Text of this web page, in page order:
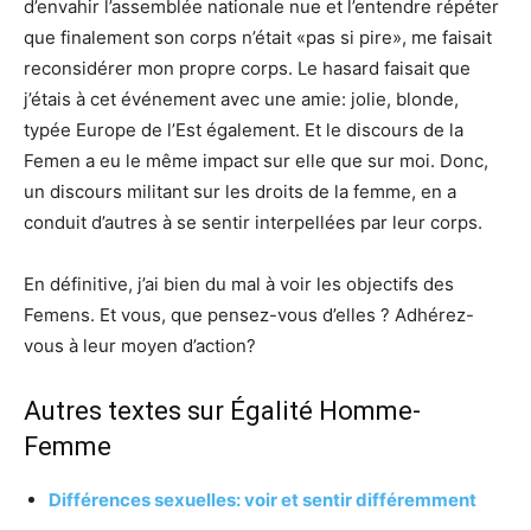
d’envahir l’assemblée nationale nue et l’entendre répéter
que finalement son corps n’était «pas si pire», me faisait
reconsidérer mon propre corps. Le hasard faisait que
j’étais à cet événement avec une amie: jolie, blonde,
typée Europe de l’Est également. Et le discours de la
Femen a eu le même impact sur elle que sur moi. Donc,
un discours militant sur les droits de la femme, en a
conduit d’autres à se sentir interpellées par leur corps.
En définitive, j’ai bien du mal à voir les objectifs des
Femens. Et vous, que pensez-vous d’elles ? Adhérez-
vous à leur moyen d’action?
Autres textes sur Égalité Homme-
Femme
Différences sexuelles: voir et sentir différemment